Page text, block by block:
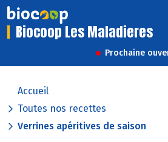
Biocoop Les Maladieres
Prochaine
Accueil
Toutes nos recettes
Verrines apéritives de saison